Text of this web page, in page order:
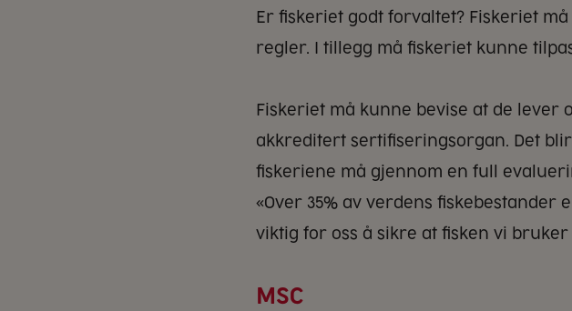
Er fiskeriet godt forvaltet? Fiskeriet
regler. I tillegg må fiskeriet kunne
Fiskeriet må kunne bevise at de lever
akkreditert sertifiseringsorgan. Det
fiskeriene må gjennom en full
«Over 35% av verdens fiskebestander
viktig for oss å sikre at fisken vi
MSC